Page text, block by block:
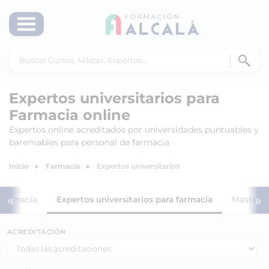
Expertos universitarios para
Farmacia online
Expertos online acreditados por universidades puntuables y
baremables para personal de farmacia
Inicio Farmacia Expertos universitarios
« Expertos universitarios para farmacia Masters
»
ACREDITACIÓN